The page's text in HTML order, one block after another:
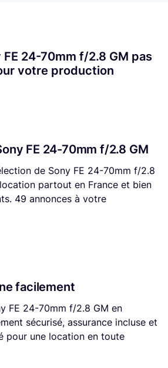
24-70mm f/2.8 GM pas
votre production
FE 24-70mm f/2.8 GM
de Sony FE 24-70mm f/2.8
partout en France et bien
49 annonces à votre
facilement
FE 24-70mm f/2.8 GM en
sécurisé, assurance incluse et
pour une location en toute